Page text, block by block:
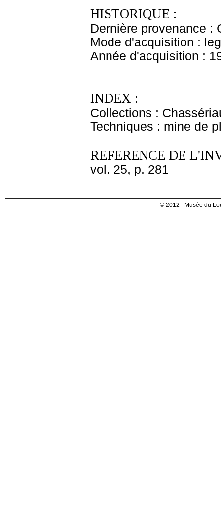
HISTORIQUE :
Dernière provenance :
Mode d'acquisition :
Année d'acquisition :
INDEX :
Collections :
Techniques : mine de
REFERENCE DE
vol. 25, p. 281
© 2012 - Musée du